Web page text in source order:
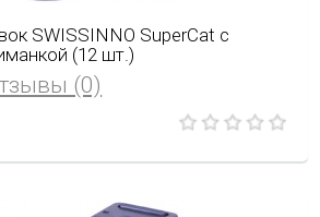
SWISSINNO SuperCat с
(12 шт.)
(0)